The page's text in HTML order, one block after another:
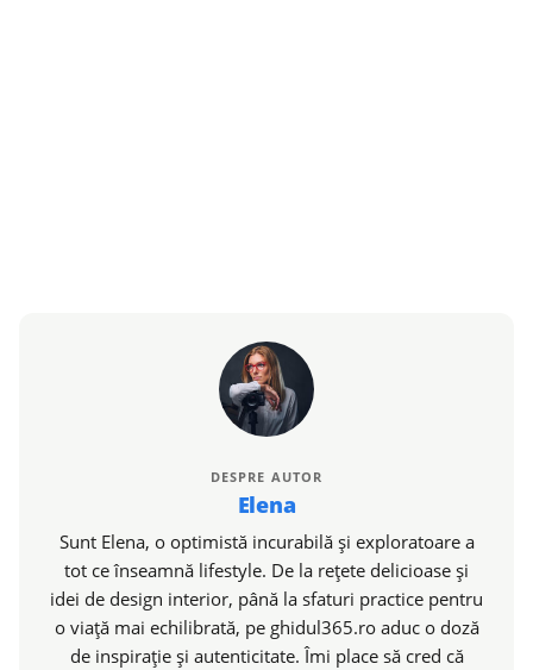
DESPRE AUTOR
Elena
Sunt Elena, o optimistă incurabilă și exploratoare a
tot ce înseamnă lifestyle. De la rețete delicioase și
idei de design interior, până la sfaturi practice pentru
o viață mai echilibrată, pe ghidul365.ro aduc o doză
de inspirație și autenticitate. Îmi place să cred că